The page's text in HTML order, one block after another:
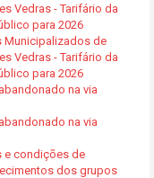
Vedras - Tarifário da
para 2026
Municipalizados de
Vedras - Tarifário da
para 2026
na via
na via
e condições de
dos grupos